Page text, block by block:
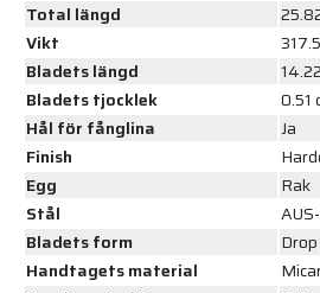
Total längd
Vikt
Bladets längd
Bladets tjocklek
0.51
Hål för fånglina
Ja
Finish
Egg
Rak
Stål
Bladets form
Handtagets material